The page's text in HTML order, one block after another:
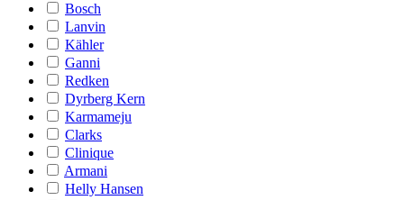
Bosch
Lanvin
Kähler
Ganni
Redken
Dyrberg Kern
Karmameju
Clarks
Clinique
Armani
Helly Hansen